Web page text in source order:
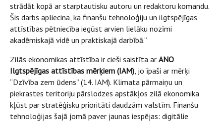
strādāt kopā ar starptautisku autoru un redaktoru komandu.
Šis darbs apliecina, ka finanšu tehnoloģiju un ilgtspējīgas
attīstības pētniecība iegūst arvien lielāku nozīmi
akadēmiskajā vidē un praktiskajā darbībā.”
Zilās ekonomikas attīstība ir cieši saistīta ar ANO
Ilgtspējīgas attīstības mērķiem (IAM) , jo īpaši ar mērķi
“Dzīvība zem ūdens” (14. IAM). Klimata pārmaiņu un
piekrastes teritoriju pārslodzes apstākļos zilā ekonomika
kļūst par stratēģisku prioritāti daudzām valstīm. Finanšu
tehnoloģijas šajā jomā paver jaunas iespējas: digitālie